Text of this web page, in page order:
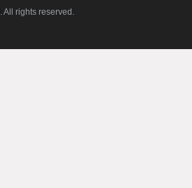
. All rights reserved.